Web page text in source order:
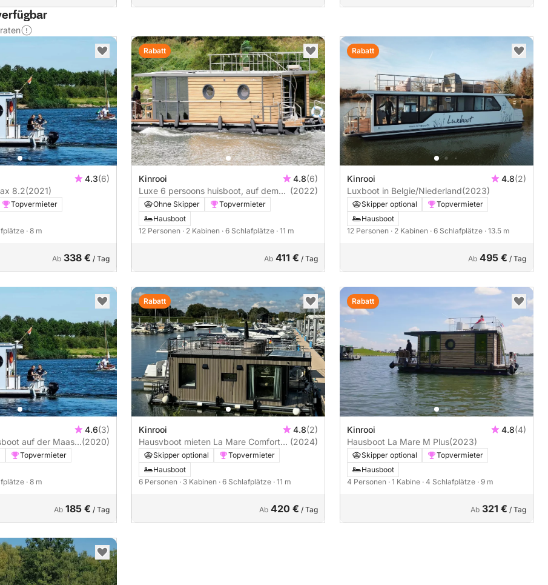
4.3(6)
8.2(2021)
Topvermieter
· 8 m
Ab 338 € / Tag
Kinrooi 4.8(6)
Luxe 6 persoons huisboot, auf dem
Maas in Belgie/Holland
(2022)
Ohne Skipper
Topvermieter
Hausboot
12 Personen · 2 Kabinen · 6 Schlafplätze · 11 m
Ab 411 € / Tag
Rabatt
Kinrooi 4.8(2)
Luxboot in Belgie/Niederland(2023)
Skipper optional
Topvermieter
Hausboot
12 Personen · 2 Kabinen · 6 Schlafplätze · 13.5 m
Ab 495 € / Tag
Rabatt
4.6(3)
auf der Maas, (2020)
Topvermieter
· 8 m
Ab 185 € / Tag
Kinrooi 4.8(2)
Hausvboot mieten La Mare Comfort
XLL
(2024)
Skipper optional
Topvermieter
Hausboot
6 Personen · 3 Kabinen · 6 Schlafplätze · 11 m
Ab 420 € / Tag
Rabatt
Kinrooi 4.8(4)
Hausboot La Mare M Plus(2023)
Skipper optional
Topvermieter
Hausboot
4 Personen · 1 Kabine · 4 Schlafplätze · 9 m
Ab 321 € / Tag
Rabatt